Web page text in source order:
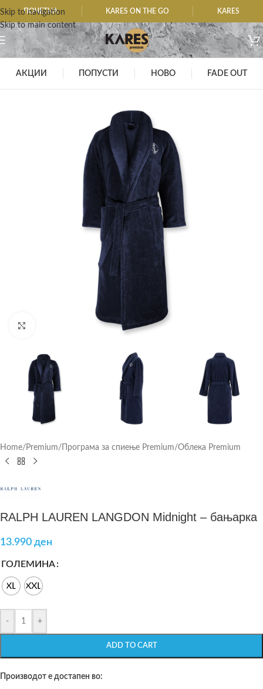
Skip to navigation
Skip to main content
ПОЧЕТНА KARES ON THE GO KARES
АКЦИИ ПОПУСТИ НОВО FADE OUT
Home/ Premium/ Програма за спиење Premium/Облека Premium
RALPH LAUREN LANGDON Midnight – бањарка
13.990 ден
ГОЛЕМИНА
XL XXL
- +
ADD TO CART
Производот е достапен во: